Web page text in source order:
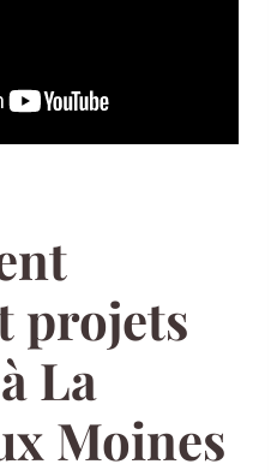
projets
La
Moines